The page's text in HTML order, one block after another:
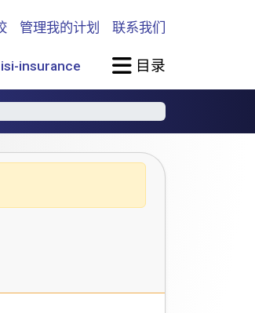
管理我的计划 联系我们
insurance 目录